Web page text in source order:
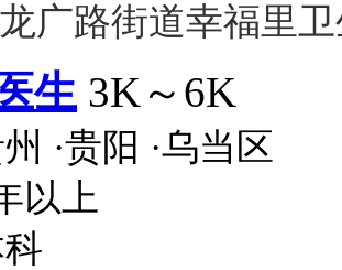
广路街道幸福里
生 3K～6K
·贵阳 ·乌当区
以上